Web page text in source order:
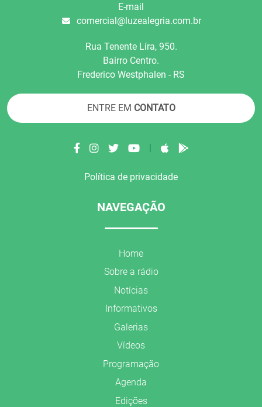
E-mail
comercial@luzealegria.com.br
Rua Tenente Líra, 950.
Bairro Centro.
Frederico Westphalen - RS
ENTRE EM CONTATO
|
Política de privacidade
NAVEGAÇÃO
Home
Sobre a rádio
Notícias
Informativos
Galerias
Vídeos
Programação
Agenda
Edições